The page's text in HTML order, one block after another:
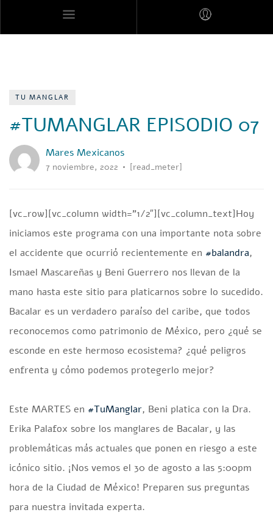
TU MANGLAR
#TUMANGLAR EPISODIO 07
Mares Mexicanos
7 noviembre, 2022 [read_meter]
[vc_row][vc_column width=”1/2″][vc_column_text]Hoy
iniciamos este programa con una importante nota sobre
el accidente que ocurrió recientemente en #balandra,
Ismael Mascareñas y Beni Guerrero nos llevan de la
mano hasta este sitio para platicarnos sobre lo sucedido.
Bacalar es un verdadero paraíso del caribe, que todos
reconocemos como patrimonio de México, pero ¿qué se
esconde en este hermoso ecosistema? ¿qué peligros
enfrenta y cómo podemos protegerlo mejor?
Este MARTES en #TuManglar, Beni platica con la Dra.
Erika Palafox sobre los manglares de Bacalar, y las
problemáticas más actuales que ponen en riesgo a este
icónico sitio. ¡Nos vemos el 30 de agosto a las 5:00pm
hora de la Ciudad de México! Preparen sus preguntas
para nuestra invitada experta.